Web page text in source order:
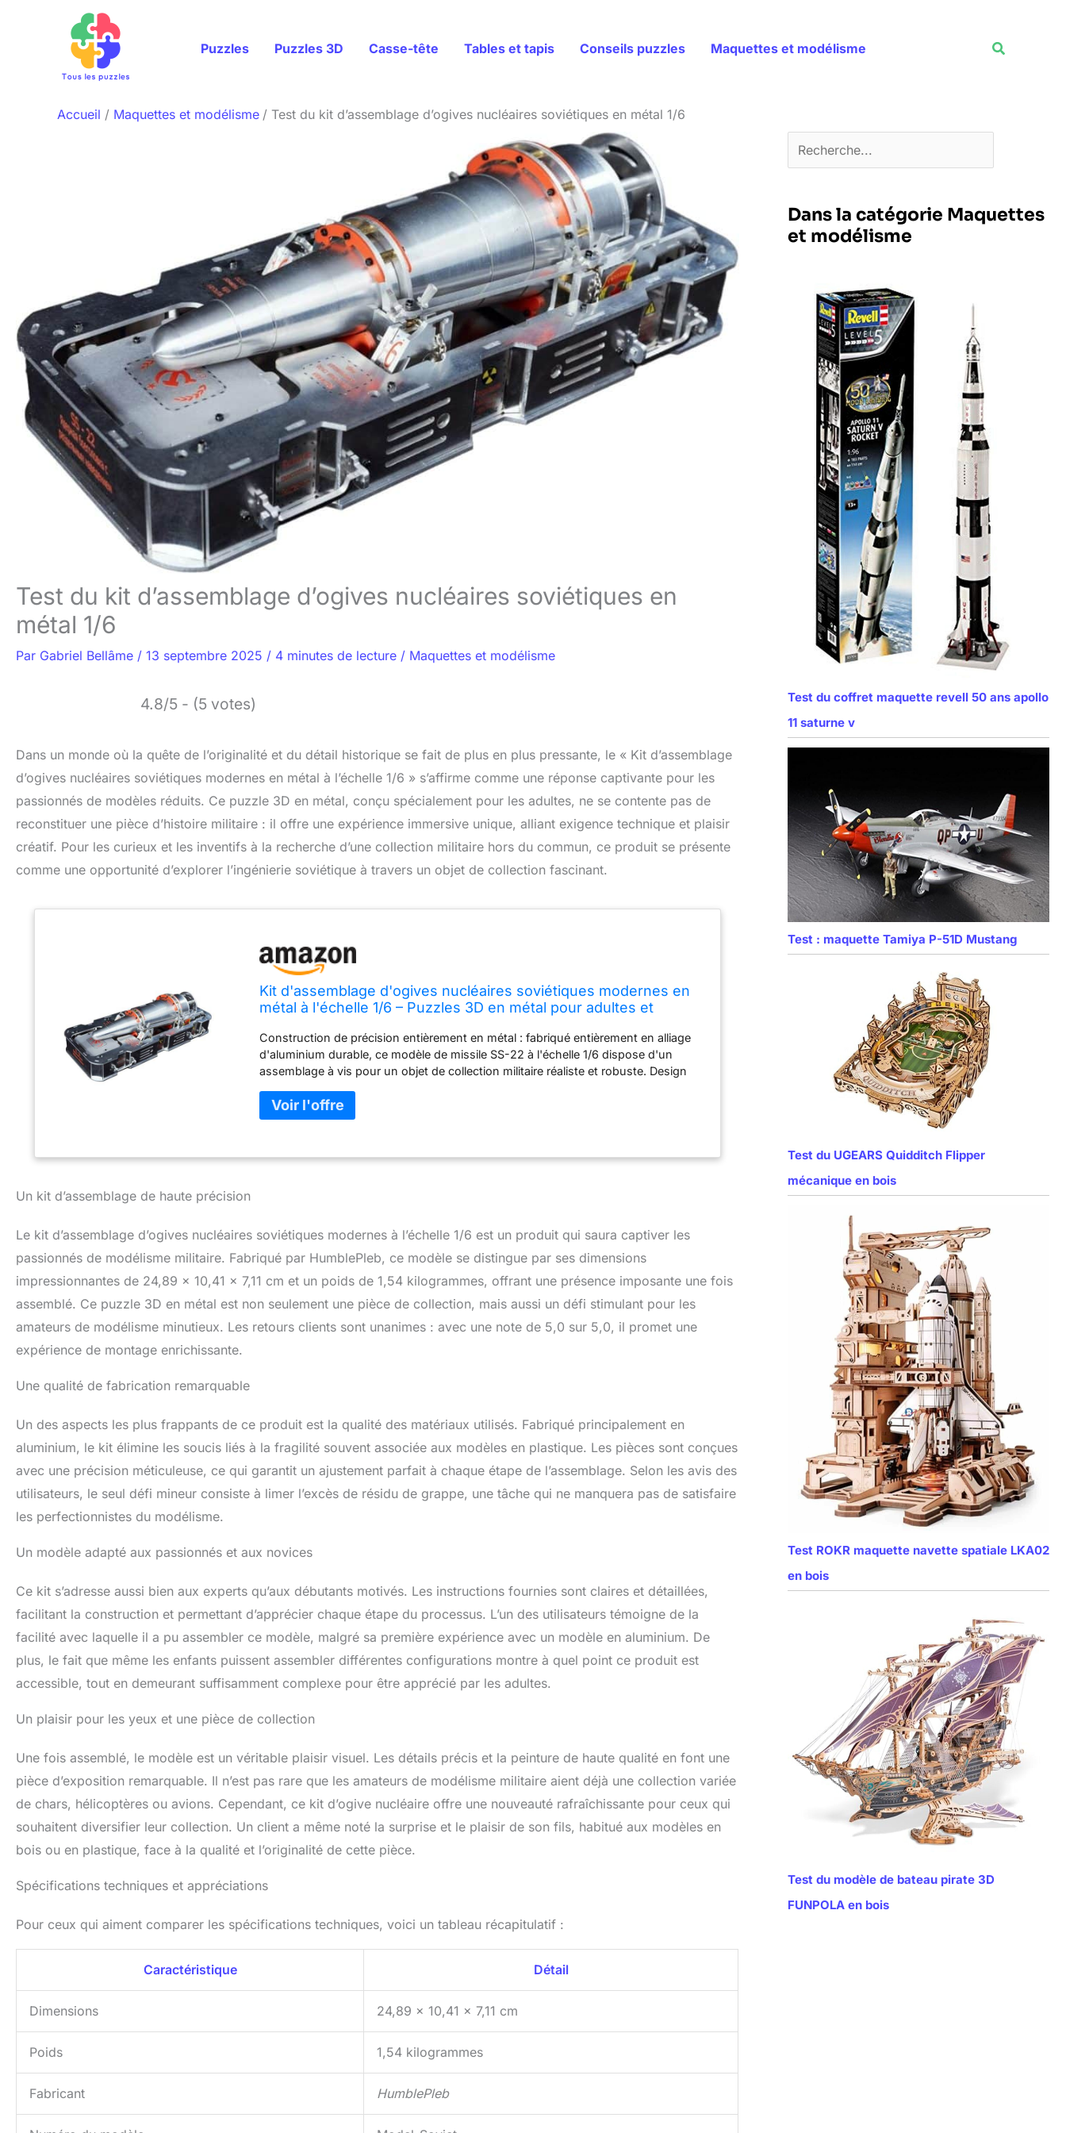
Puzzles Puzzles 3D Casse-tête Tables et tapis Conseils puzzles Maquettes et modélisme
Accueil Maquettes et modélisme Test du kit d’assemblage d’ogives nucléaires soviétiques en métal 1/6
Test du kit d’assemblage d’ogives nucléaires soviétiques en
métal 1/6
Par Gabriel Bellâme / 13 septembre 2025 / 4 minutes de lecture / Maquettes et modélisme
4.8/5 - (5 votes)
Dans un monde où la quête de l’originalité et du détail historique se fait de plus en plus pressante, le « Kit d’assemblage
d’ogives nucléaires soviétiques modernes en métal à l’échelle 1/6 » s’affirme comme une réponse captivante pour les
passionnés de modèles réduits. Ce puzzle 3D en métal, conçu spécialement pour les adultes, ne se contente pas de
reconstituer une pièce d’histoire militaire : il offre une expérience immersive unique, alliant exigence technique et plaisir
créatif. Pour les curieux et les inventifs à la recherche d’une collection militaire hors du commun, ce produit se présente
comme une opportunité d’explorer l’ingénierie soviétique à travers un objet de collection fascinant.
Kit d'assemblage d'ogives nucléaires soviétiques modernes en
métal à l'échelle 1/6 – Puzzles 3D en métal pour adultes et
les militaires
Construction de précision entièrement en métal : fabriqué entièrement en alliage
d'aluminium durable, ce modèle de missile SS-22 à l'échelle 1/6 dispose d'un
assemblage à vis pour un objet de collection militaire réaliste et robuste. Design
détails complexes, y compris des marquages réalistes et des décalcomanies à eau
pour plus d'authenticité. Taille d'affichage impressionnante : le modèle terminé
présenté sur des bureaux, des étagères ou dans des collections. Assemblage
cadeau unique pour les collectionneurs de souvenirs militaires.
Un kit d’assemblage de haute précision
Le kit d’assemblage d’ogives nucléaires soviétiques modernes à l’échelle 1/6 est un produit qui saura captiver les
passionnés de modélisme militaire. Fabriqué par HumblePleb, ce modèle se distingue par ses dimensions
impressionnantes de 24,89 x 10,41 x 7,11 cm et un poids de 1,54 kilogrammes, offrant une présence imposante une fois
assemblé. Ce puzzle 3D en métal est non seulement une pièce de collection, mais aussi un défi stimulant pour les
amateurs de modélisme minutieux. Les retours clients sont unanimes : avec une note de 5,0 sur 5,0, il promet une
expérience de montage enrichissante.
Une qualité de fabrication remarquable
Un des aspects les plus frappants de ce produit est la qualité des matériaux utilisés. Fabriqué principalement en
aluminium, le kit élimine les soucis liés à la fragilité souvent associée aux modèles en plastique. Les pièces sont conçues
avec une précision méticuleuse, ce qui garantit un ajustement parfait à chaque étape de l’assemblage. Selon les avis des
utilisateurs, le seul défi mineur consiste à limer l’excès de résidu de grappe, une tâche qui ne manquera pas de satisfaire
les perfectionnistes du modélisme.
Un modèle adapté aux passionnés et aux novices
Ce kit s’adresse aussi bien aux experts qu’aux débutants motivés. Les instructions fournies sont claires et détaillées,
facilitant la construction et permettant d’apprécier chaque étape du processus. L’un des utilisateurs témoigne de la
facilité avec laquelle il a pu assembler ce modèle, malgré sa première expérience avec un modèle en aluminium. De
plus, le fait que même les enfants puissent assembler différentes configurations montre à quel point ce produit est
accessible, tout en demeurant suffisamment complexe pour être apprécié par les adultes.
Un plaisir pour les yeux et une pièce de collection
Une fois assemblé, le modèle est un véritable plaisir visuel. Les détails précis et la peinture de haute qualité en font une
pièce d’exposition remarquable. Il n’est pas rare que les amateurs de modélisme militaire aient déjà une collection variée
de chars, hélicoptères ou avions. Cependant, ce kit d’ogive nucléaire offre une nouveauté rafraîchissante pour ceux qui
souhaitent diversifier leur collection. Un client a même noté la surprise et le plaisir de son fils, habitué aux modèles en
bois ou en plastique, face à la qualité et l’originalité de cette pièce.
Spécifications techniques et appréciations
Pour ceux qui aiment comparer les spécifications techniques, voici un tableau récapitulatif :
Caractéristique Détail
Dimensions 24,89 x 10,41 x 7,11 cm
Poids 1,54 kilogrammes
Fabricant HumblePleb
Dans la catégorie Maquettes
et modélisme
Test du coffret maquette revell 50 ans apollo
11 saturne v
Test : maquette Tamiya P-51D Mustang
Test du UGEARS Quidditch Flipper
mécanique en bois
Test ROKR maquette navette spatiale LKA02
en bois
Test du modèle de bateau pirate 3D
FUNPOLA en bois